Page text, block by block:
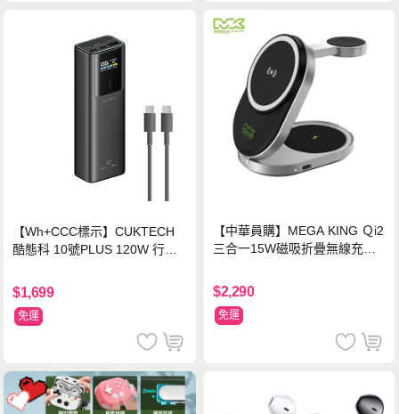
【Wh+CCC標示】CUKTECH
酷態科 10號PLUS 120W 行動
色
$1,699
免運
【中華員購】MEGA KING Ｑi2
三合一15W磁吸折疊無線充電
$2,290
免運